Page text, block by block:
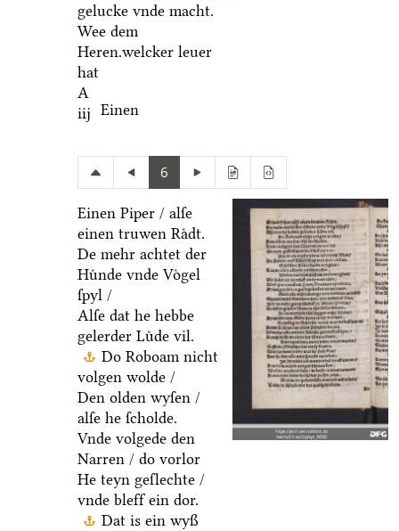
gelucke vnde macht.
Wee dem
Heren.welcker leuer
hat
A
iij Einen
6
Einen Piper / alſe
einen truwen Raͤdt.
De mehr achtet der
Huͤnde vnde Voͤgel
ſpyl /
Alſe dat he hebbe
gelerder Luͤde vil.
Do Roboam nicht
volgen wolde /
Den olden wyſen /
alſe he ſcholde.
Vnde volgede den
Narren / do vorlor
He teyn geſlechte /
vnde bleff ein dor.
Dat is ein wyß